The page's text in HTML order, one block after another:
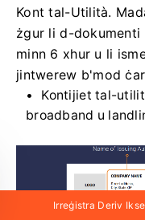
Kont tal-Utilità.
żgur li d-
minn 6 xhur u li
jintwerew b'mod
Kontijiet tal-
broadband u
Irreġistra Deriv